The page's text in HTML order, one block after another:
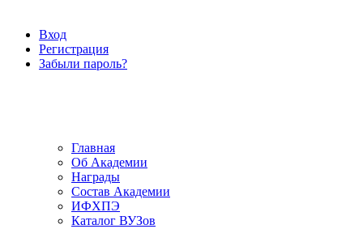
Вход
Регистрация
Забыли пароль?
Главная
Об Академии
Награды
Состав Академии
ИФХПЭ
Каталог ВУЗов